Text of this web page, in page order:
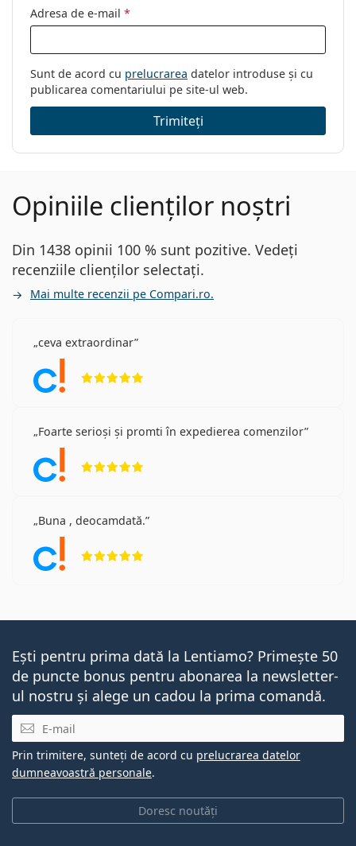
Adresa de e-mail *
Sunt de acord cu prelucrarea datelor introduse și cu
publicarea comentariului pe site-ul web.
Trimiteți
Opiniile clienților noștri
Din 1438 opinii 100 % sunt pozitive. Vedeți
recenziile clienților selectați.
Mai multe recenzii pe Compari.ro.
ceva extraordinar
Foarte serioși și promti în expedierea comenzilor
Buna , deocamdată.
Ești pentru prima dată la Lentiamo? Primește 50
de puncte bonus pentru abonarea la newsletter-
ul nostru și alege un cadou la prima comandă.
E-mail
Doresc noutăți
Prin trimitere, sunteți de acord cu prelucrarea datelor
dumneavoastră personale.